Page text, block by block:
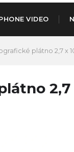
VIDEO
plátno 2,7 x